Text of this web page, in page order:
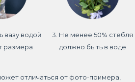
вазу водой
размера
3. Не менее 50% стебля
должно быть в воде
отличаться от фото-примера,